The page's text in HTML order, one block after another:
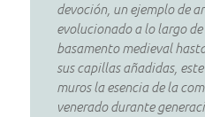
devoción, un ejemplo de
evolucionado a lo largo de
basamento medieval
sus capillas añadidas,
muros la esencia de la
venerado durante